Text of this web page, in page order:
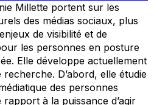
Millette portent sur les
des médias sociaux, plus
de visibilité et de
les personnes en posture
Elle développe actuellement
D’abord, elle étudie
des personnes
à la puissance d’agir